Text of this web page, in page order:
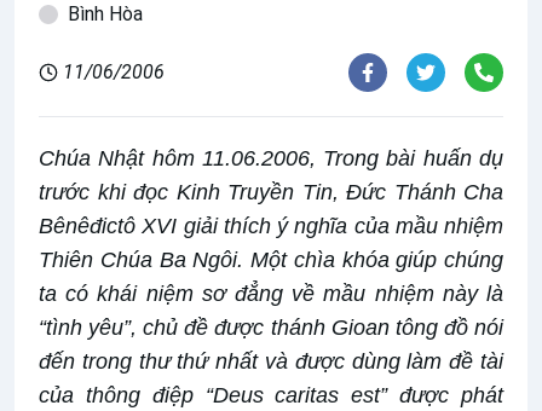
Bình Hòa
11/06/2006
Chúa Nhật hôm 11.06.2006, Trong bài huấn dụ
trước khi đọc Kinh Truyền Tin, Đức Thánh Cha
Bênêđictô XVI giải thích ý nghĩa của mầu nhiệm
Thiên Chúa Ba Ngôi. Một chìa khóa giúp chúng
ta có khái niệm sơ đẳng về mầu nhiệm này là
“tình yêu”, chủ đề được thánh Gioan tông đồ nói
đến trong thư thứ nhất và được dùng làm đề tài
của thông điệp “Deus caritas est” được phát